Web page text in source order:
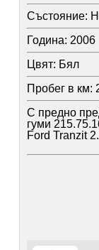
Състояние:
Година: 2006
Цвят: Бял
Пробег в км:
С предно
гуми
Ford Tranzit